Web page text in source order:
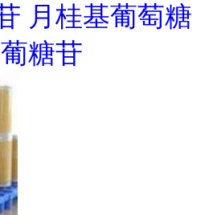
月桂基葡萄糖
糖苷